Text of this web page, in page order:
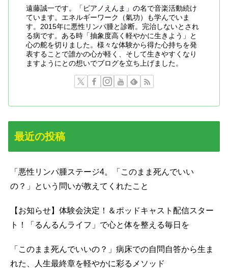
遠藤誠一です。「ピアノえんま」の名で音楽活動続け
ています。エネルギーワーク（氣功）も学んでいま
す。2015年に悪性リンパ腫と診断。完治しないとされ
る病です。ある時「抽象度高く軽やかに生きよう」と
心の舵を切りました。様々な体験から得た心持ちを発
表することで誰かの心が軽く、そして生きやすくなり
ますようにとの想いでブログを立ち上げました。
最近の投稿
「悪性リンパ腫ステージ4。「このまま死んでいい
の？」という問いが教えてくれたこと
【お知らせ】体験会決定！＆ポッドキャスト配信スター
ト！「るんるんライフ」で心と体を整える毎日を
「このまま死んでいいの？」病床での自問自答から生ま
れた、人生最終章を軽やかに彩るメソッド